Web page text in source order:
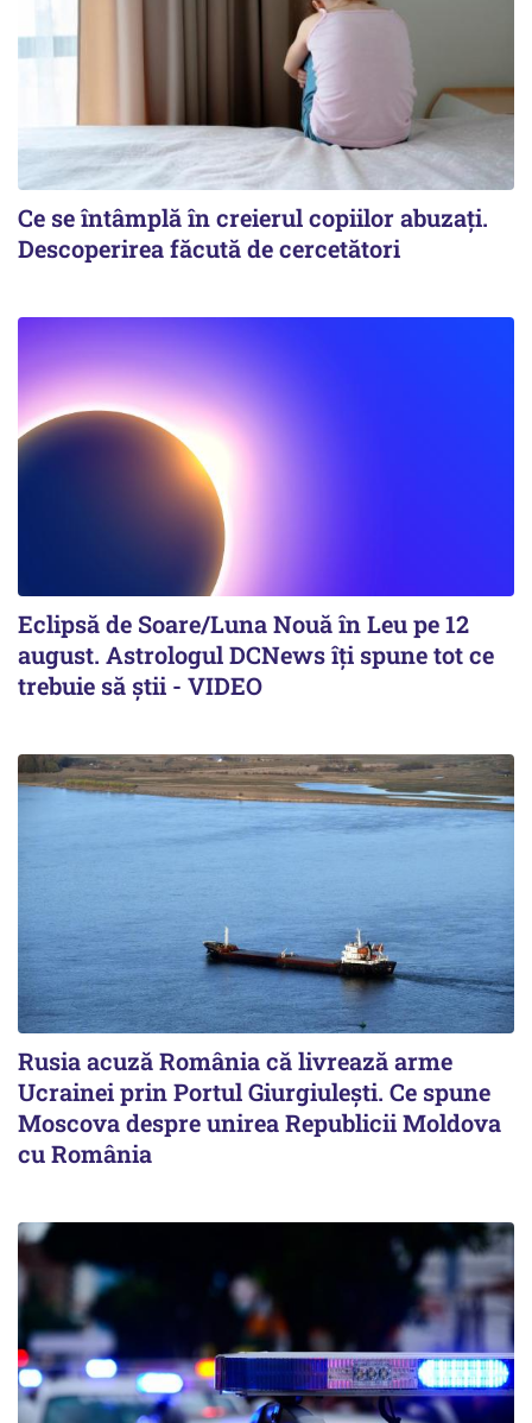
Ce se întâmplă în creierul copiilor abuzați.
Descoperirea făcută de cercetători
Eclipsă de Soare/Luna Nouă în Leu pe 12
august. Astrologul DCNews îți spune tot ce
trebuie să știi - VIDEO
Rusia acuză România că livrează arme
Ucrainei prin Portul Giurgiulești. Ce spune
Moscova despre unirea Republicii Moldova
cu România